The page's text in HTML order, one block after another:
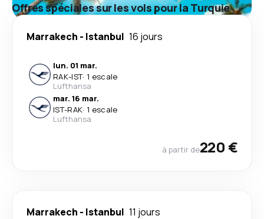
Offres spéciales sur les vols pour la Turquie
Marrakech - Istanbul 16 jours
lun. 01 mar.
RAK-IST· 1 escale
Lufthansa
mar. 16 mar.
IST-RAK· 1 escale
Lufthansa
à partir de220 €
Marrakech - Istanbul 11 jours